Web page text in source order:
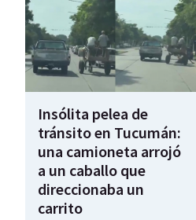
Insólita pelea de
tránsito en Tucumán:
una camioneta arrojó
a un caballo que
direccionaba un
carrito